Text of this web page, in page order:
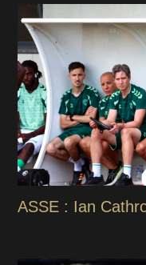
ASSE : Ian